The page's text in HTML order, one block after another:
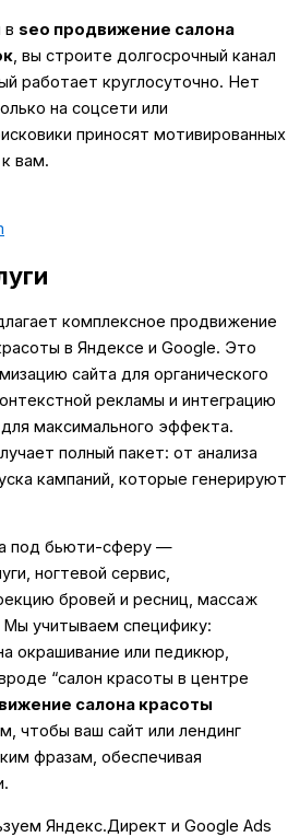
в seo продвижение салона
, вы строите долгосрочный канал
работает круглосуточно. Нет
на соцсети или
приносят мотивированных
вам.
комплексное продвижение
в Яндексе и Google. Это
сайта для органического
рекламы и интеграцию
максимального эффекта.
полный пакет: от анализа
кампаний, которые генерируют
под бьюти-сферу —
ногтевой сервис,
бровей и ресниц, массаж
учитываем специфику:
окрашивание или педикюр,
“салон красоты в центре
салона красоты
чтобы ваш сайт или лендинг
фразам, обеспечивая
Яндекс.Директ и Google Ads